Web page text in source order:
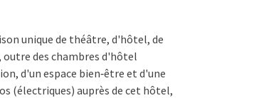
unique de théâtre, d'hôtel, de
des chambres d'hôtel
d'un espace bien‑être et d'une
(électriques) auprès de cet hôtel,